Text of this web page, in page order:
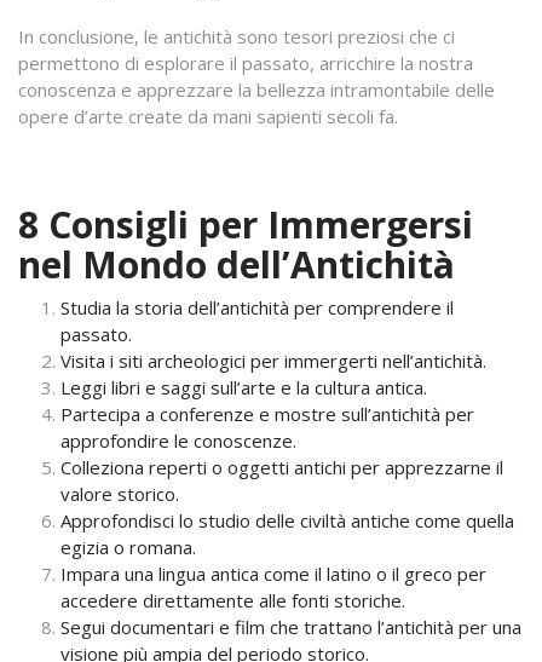
In conclusione, le antichità sono tesori preziosi che ci
permettono di esplorare il passato, arricchire la nostra
conoscenza e apprezzare la bellezza intramontabile delle
opere d’arte create da mani sapienti secoli fa.
8 Consigli per Immergersi
nel Mondo dell’Antichità
Studia la storia dell’antichità per comprendere il
passato.
Visita i siti archeologici per immergerti nell’antichità.
Leggi libri e saggi sull’arte e la cultura antica.
Partecipa a conferenze e mostre sull’antichità per
approfondire le conoscenze.
Colleziona reperti o oggetti antichi per apprezzarne il
valore storico.
Approfondisci lo studio delle civiltà antiche come quella
egizia o romana.
Impara una lingua antica come il latino o il greco per
accedere direttamente alle fonti storiche.
Segui documentari e film che trattano l’antichità per una
visione più ampia del periodo storico.